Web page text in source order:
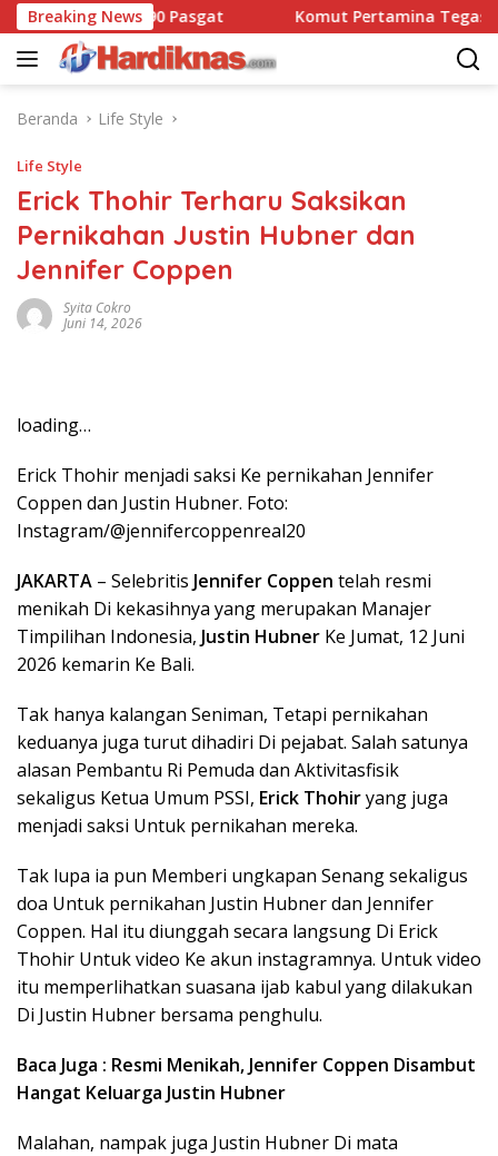
Langsung
ke
konten
Breaking News
90 Pasgat Komut Pertamina Tegaskan
Beranda Life Style
Life Style
Erick Thohir Terharu Saksikan
Pernikahan Justin Hubner dan
Jennifer Coppen
Syita Cokro
Juni 14, 2026
loading…
Erick Thohir menjadi saksi Ke pernikahan Jennifer
Coppen dan Justin Hubner. Foto:
Instagram/@jennifercoppenreal20
JAKARTA – Selebritis Jennifer Coppen telah resmi
menikah Di kekasihnya yang merupakan Manajer
Timpilihan Indonesia, Justin Hubner Ke Jumat, 12 Juni
2026 kemarin Ke Bali.
Tak hanya kalangan Seniman, Tetapi pernikahan
keduanya juga turut dihadiri Di pejabat. Salah satunya
alasan Pembantu Ri Pemuda dan Aktivitasfisik
sekaligus Ketua Umum PSSI, Erick Thohiryang juga
menjadi saksi Untuk pernikahan mereka.
Tak lupa ia pun Memberi ungkapan Senang sekaligus
doa Untuk pernikahan Justin Hubner dan Jennifer
Coppen. Hal itu diunggah secara langsung Di Erick
Thohir Untuk video Ke akun instagramnya. Untuk video
itu memperlihatkan suasana ijab kabul yang dilakukan
Di Justin Hubner bersama penghulu.
Baca Juga : Resmi Menikah, Jennifer Coppen Disambut
Hangat Keluarga Justin Hubner
Malahan, nampak juga Justin Hubner Di mata